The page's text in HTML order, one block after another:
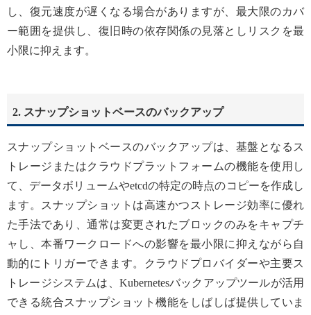
し、復元速度が遅くなる場合がありますが、最大限のカバ
ー範囲を提供し、復旧時の依存関係の見落としリスクを最
小限に抑えます。
2. スナップショットベースのバックアップ
スナップショットベースのバックアップは、基盤となるス
トレージまたはクラウドプラットフォームの機能を使用し
て、データボリュームやetcdの特定の時点のコピーを作成し
ます。スナップショットは高速かつストレージ効率に優れ
た手法であり、通常は変更されたブロックのみをキャプチ
ャし、本番ワークロードへの影響を最小限に抑えながら自
動的にトリガーできます。クラウドプロバイダーや主要ス
トレージシステムは、Kubernetesバックアップツールが活用
できる統合スナップショット機能をしばしば提供していま